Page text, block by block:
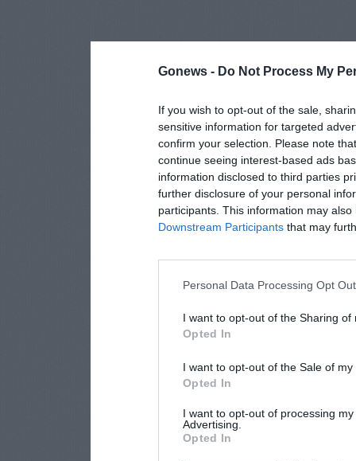
Gonews - Do Not Process My
If you wish to opt-out of the sale,
sensitive information for targeted
confirm your selection. Please note
continue seeing interest-based ads
information disclosed to third parties
further disclosure of your personal
participants. This information may
Downstream Participants that may
Personal Data Processing Opt
I want to opt-out of the Sharing of
Opted In
I want to opt-out of the Sale of
Opted In
I want to opt-out of processing
Advertising.
Opted In